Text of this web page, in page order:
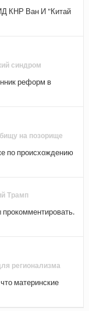
КНР Ван И "Китай
синдром
реформ в
на позорище
по происхождению
Трамп
регионализма
материнские